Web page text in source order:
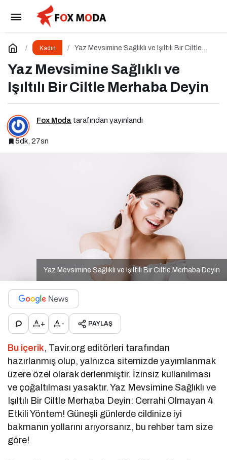
Kadın
Yaz Mevsimine Sağlıklı ve Işıltılı Bir Ciltle
Yaz Mevsimine Sağlıklı ve
Işıltılı Bir Ciltle Merhaba Deyin
Fox Moda tarafından yayınlandı
5dk, 27sn
Yaz Mevsimine Sağlıklı ve Işıltılı Bir Ciltle Merhaba Deyin
+ - PAYLAŞ
Bu içerik, Tavir.org editörleri tarafından
hazırlanmış olup, yalnızca sitemizde yayımlanmak
üzere özel olarak derlenmiştir. İzinsiz kullanılması
ve çoğaltılması yasaktır. Yaz Mevsimine Sağlıklı ve
Işıltılı Bir Ciltle Merhaba Deyin: Cerrahi Olmayan 4
Etkili Yöntem! Güneşli günlerde cildinize iyi
bakmanın yollarını arıyorsanız, bu rehber tam size
göre!
Flormar Yeni Blossom Koleksiyon Bahar
Çiceklerinin Enerjisiyle Güzelliğine Renk Kat
Yorum Yap